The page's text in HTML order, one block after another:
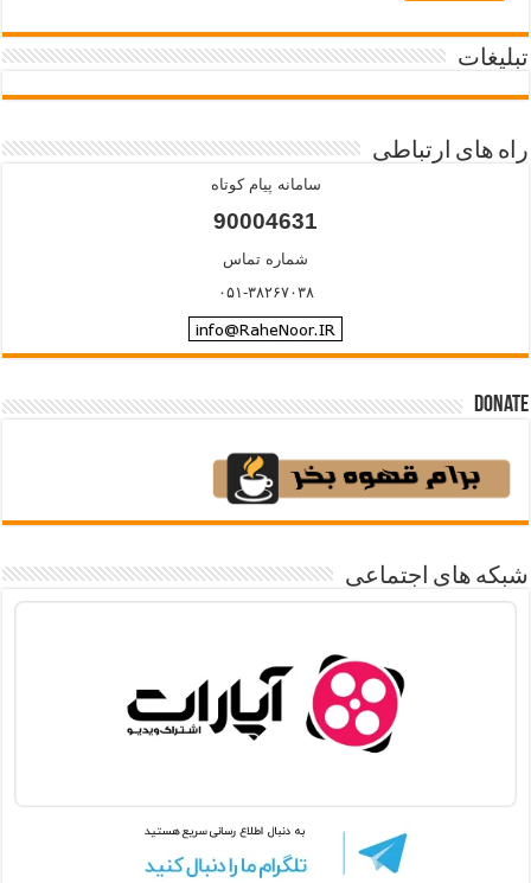
تبلیغات
راه های ارتباطی
سامانه پیام کوتاه
90004631
شماره تماس
۰۵۱-۳۸۲۶۷۰۳۸
Donate
شبکه های اجتماعی